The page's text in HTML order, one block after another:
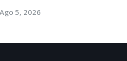
Ago 5, 2026